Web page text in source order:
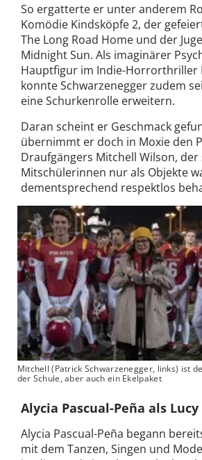
So ergatterte er unter anderem
Komödie Kindsköpfe 2, der
The Long Road Home und der
Midnight Sun. Als imaginärer
Hauptfigur im Indie-Horrorthriller
konnte Schwarzenegger zudem
eine Schurkenrolle erweitern.
Daran scheint er Geschmack
übernimmt er doch in Moxie den
Draufgängers Mitchell Wilson, der
Mitschülerinnen nur als Objekte
dementsprechend respektlos
Mitchell (Patrick Schwarzenegger, links) ist
der Schule, aber auch ein Ekelpaket
Alycia Pascual-Peña als Lucy
Alycia Pascual-Peña begann
mit dem Tanzen, Singen und